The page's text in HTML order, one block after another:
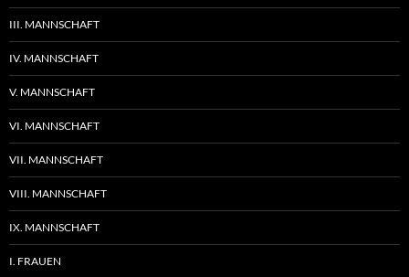
III. MANNSCHAFT
IV. MANNSCHAFT
V. MANNSCHAFT
VI. MANNSCHAFT
VII. MANNSCHAFT
VIII. MANNSCHAFT
IX. MANNSCHAFT
I. FRAUEN